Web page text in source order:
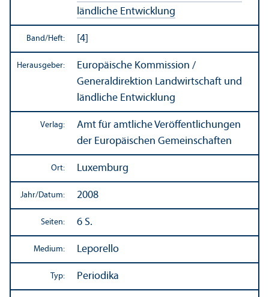
ländliche Entwicklung
Band/Heft: [4]
Herausgeber:
Europäische Kommission /
Generaldirektion Landwirtschaft und
ländliche Entwicklung
Verlag:
Amt für amtliche Veröffentlichungen
der Europäischen Gemeinschaften
Ort: Luxemburg
Jahr/Datum: 2008
Seiten: 6 S.
Medium: Leporello
Typ: Periodika